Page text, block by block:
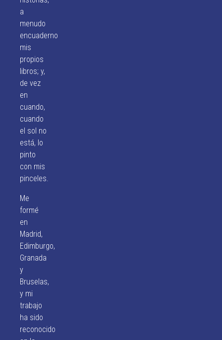
a
menudo
encuaderno
mis
propios
libros; y,
de vez
en
cuando,
cuando
el sol no
está, lo
pinto
con mis
pinceles.
Me
formé
en
Madrid,
Edimburgo,
Granada
y
Bruselas,
y mi
trabajo
ha sido
reconocido